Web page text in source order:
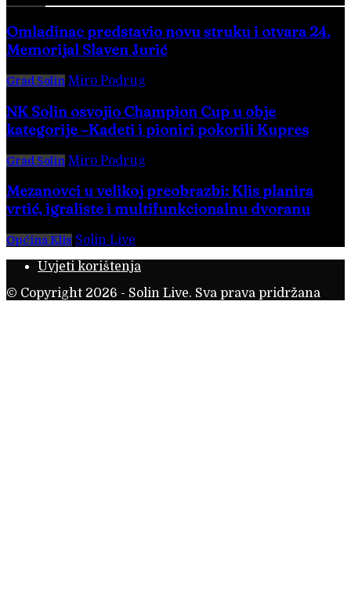
Omladinac predstavio novu struku i otvara 24.
Memorijal Slaven Jurić
Grad Solin Miro Podrug
NK Solin osvojio Champion Cup u obje
kategorije –Kadeti i pioniri pokorili Kupres
Grad Solin Miro Podrug
Mezanovci u velikoj preobrazbi: Klis planira
vrtić, igralište i multifunkcionalnu dvoranu
Općina Klis Solin Live
Uvjeti korištenja
© Copyright 2026 - Solin Live. Sva prava pridržana